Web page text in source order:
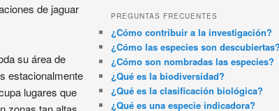
de jaguar
su área de
estacionalmente
lugares que
PREGUNTAS FRECUENTES
¿Cómo contribuir a la investigación?
¿Cómo las especies son
¿Cómo son nombradas las especies?
¿Qué es la biodiversidad?
¿Qué es la clasificación biológica?
¿Qué es una especie indicadora?